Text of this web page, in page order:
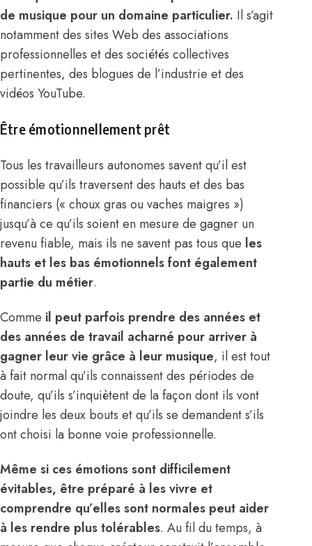
de musique pour un domaine particulier. Il s’agit
notamment des sites Web des associations
professionnelles et des sociétés collectives
pertinentes, des blogues de l’industrie et des
vidéos YouTube.
Être émotionnellement prêt
Tous les travailleurs autonomes savent qu’il est
possible qu’ils traversent des hauts et des bas
financiers (« choux gras ou vaches maigres »)
jusqu’à ce qu’ils soient en mesure de gagner un
revenu fiable, mais ils ne savent pas tous que les
hauts et les bas émotionnels font également
partie du métier.
Comme il peut parfois prendre des années et
des années de travail acharné pour arriver à
gagner leur vie grâce à leur musique, il est tout
à fait normal qu’ils connaissent des périodes de
doute, qu’ils s’inquiètent de la façon dont ils vont
joindre les deux bouts et qu’ils se demandent s’ils
ont choisi la bonne voie professionnelle.
Même si ces émotions sont difficilement
évitables, être préparé à les vivre et
comprendre qu’elles sont normales peut aider
à les rendre plus tolérables. Au fil du temps, à